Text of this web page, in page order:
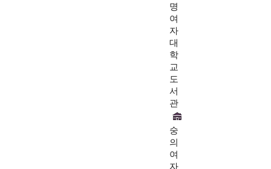
명
여
자
대
학
교
도
서
관
숭
의
여
자